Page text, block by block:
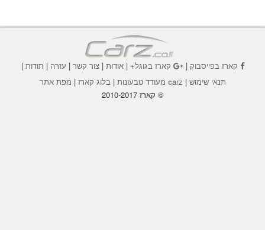
קארז בפייסבוק| קארז בגוגל+|אודות |צור קשר | עזרה | תודות |
תנאי שימוש | carz מעודד טבעונות | בלוג קארז | מפת אתר
© קארז 2010-2017